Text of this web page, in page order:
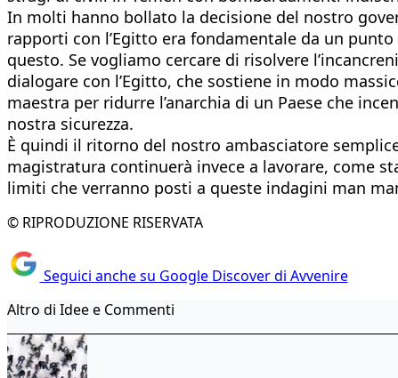
In molti hanno bollato la decisione del nostro
rapporti con l’Egitto era fondamentale da un
questo. Se vogliamo cercare di risolvere
dialogare con l’Egitto, che sostiene in modo
maestra per ridurre l’anarchia di un Paese che
nostra sicurezza.
È quindi il ritorno del nostro ambasciatore
magistratura continuerà invece a lavorare, come
limiti che verranno posti a queste indagini man
© RIPRODUZIONE RISERVATA
Seguici anche su Google Discover di Avvenire
Altro di Idee e Commenti